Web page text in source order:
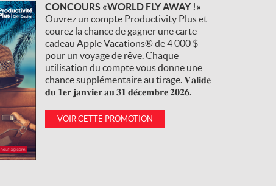
CONCOURS «WORLD FLY AWAY !»
Ouvrez un compte Productivity Plus et
courez la chance de gagner une carte-
cadeau Apple Vacations® de 4 000 $
pour un voyage de rêve. Chaque
utilisation du compte vous donne une
chance supplémentaire au tirage. 𝐕𝐚𝐥𝐢𝐝𝐞
𝐝𝐮 𝟏𝐞𝐫 𝐣𝐚𝐧𝐯𝐢𝐞𝐫 𝐚𝐮 𝟑𝟏 𝐝𝐞́𝐜𝐞𝐦𝐛𝐫𝐞 𝟐𝟎𝟐𝟔.
VOIR CETTE PROMOTION